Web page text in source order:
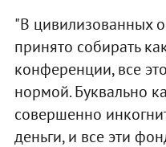
"В цивилизованных
принято собирать
конференции, все
нормой. Буквально
совершенно
деньги, и все эти